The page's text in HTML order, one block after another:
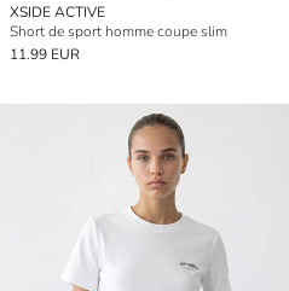
XSIDE ACTIVE
Short de sport homme coupe slim
11.99 EUR